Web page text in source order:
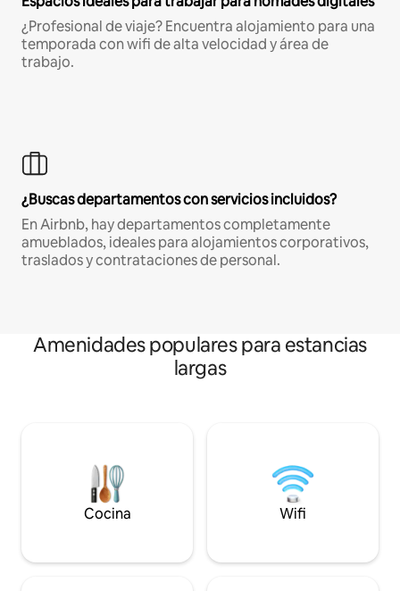
¿Profesional de viaje? Encuentra alojamiento para una
temporada con wifi de alta velocidad y área de
trabajo.
¿Buscas departamentos con servicios incluidos?
En Airbnb, hay departamentos completamente
amueblados, ideales para alojamientos corporativos,
traslados y contrataciones de personal.
Amenidades populares para estancias
largas
Cocina Wifi